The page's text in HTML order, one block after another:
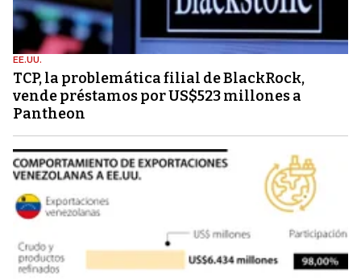
EE.UU.
TCP, la problemática filial de BlackRock,
vende préstamos por US$523 millones a
Pantheon